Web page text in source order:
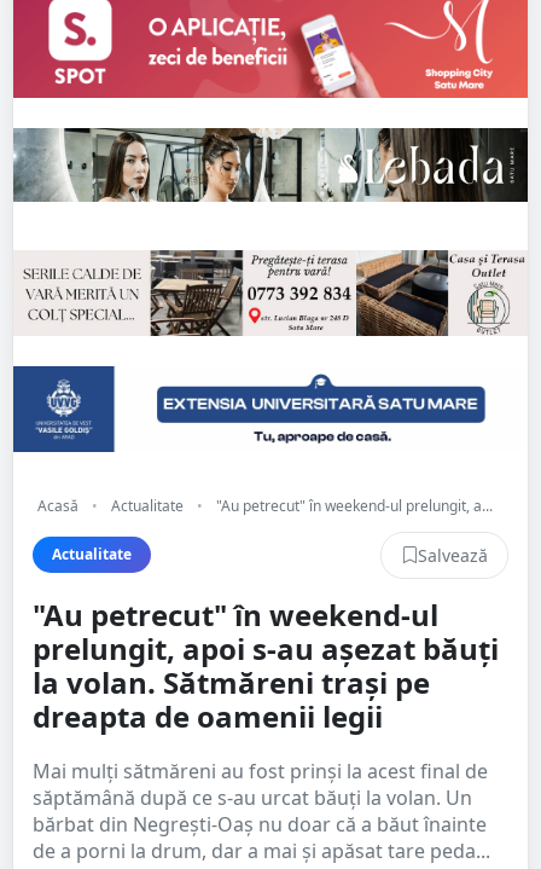
Acasă • Actualitate • "Au petrecut" în weekend-ul prelungit, a...
Actualitate Salvează
"Au petrecut" în weekend-ul
prelungit, apoi s-au așezat băuți
la volan. Sătmăreni trași pe
dreapta de oamenii legii
Mai mulți sătmăreni au fost prinși la acest final de
săptămână după ce s-au urcat băuți la volan. Un
bărbat din Negrești-Oaș nu doar că a băut înainte
de a porni la drum, dar a mai și apăsat tare peda...